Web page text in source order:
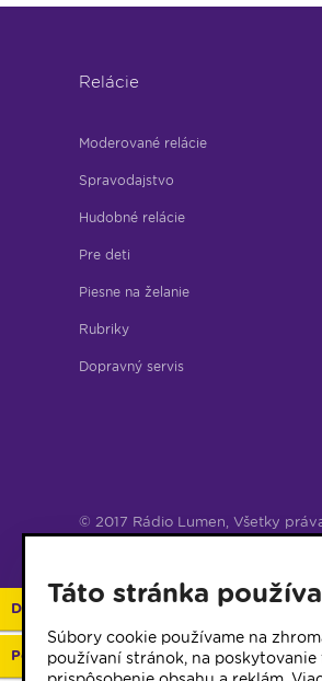
Relácie
Moderované relácie
Spravodajstvo
Hudobné relácie
Pre deti
Piesne na želanie
Rubriky
Dopravný servis
© 2017 Rádio Lumen, Všetky
Darujte 2%
Podporte vaše rádio
Táto stránka
Súbory cookie používame na
používaní stránok, na